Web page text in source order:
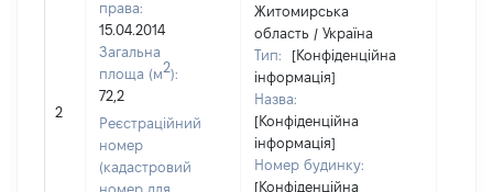
2
права:
15.04.2014
Загальна
площа (м2):
72,2
Реєстраційний
номер
(кадастровий
номер для
Житомирська
область / Україна
Тип:
[Конфіденційна
інформація]
Назва:
[Конфіденційна
інформація]
Номер будинку:
[Конфіденційна